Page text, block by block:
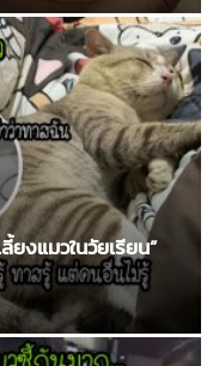
งแมวในวัยเรียน”